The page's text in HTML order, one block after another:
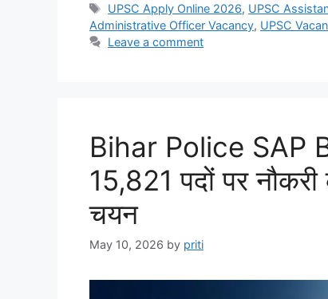
Tags
UPSC Apply Online 2026, UPSC
Administrative Officer Vacancy, UPSC
Leave a comment
Bihar Police SAP
15,821 पदों पर नौकरी
चयन
May 10, 2026 by priti